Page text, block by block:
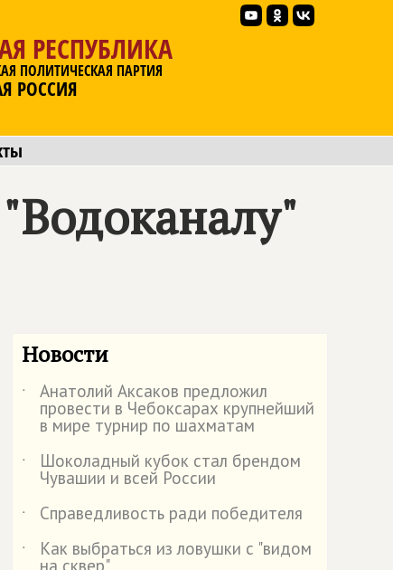
РЕСПУБЛИКА
ПОЛИТИЧЕСКАЯ ПАРТИЯ
РОССИЯ
Новости
˙ Анатолий Аксаков предложил
провести в Чебоксарах крупнейший
в мире турнир по шахматам
˙
Шоколадный кубок стал брендом
Чувашии и всей России
˙
Справедливость ради победителя
˙
Как выбраться из ловушки с "видом
на сквер"